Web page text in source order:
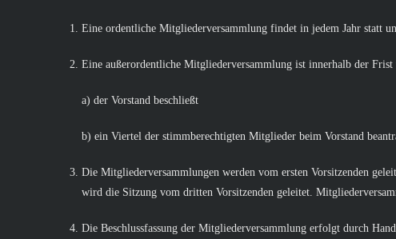
Eine ordentliche Mitgliederversammlung findet in jedem Jahr statt
Eine außerordentliche Mitgliederversammlung ist innerhalb der
a) der Vorstand beschließt
b) ein Viertel der stimmberechtigten Mitglieder beim Vorstand
Die Mitgliederversammlungen werden vom ersten Vorsitzenden
wird die Sitzung vom dritten Vorsitzenden geleitet.
Die Beschlussfassung der Mitgliederversammlung erfolgt durch